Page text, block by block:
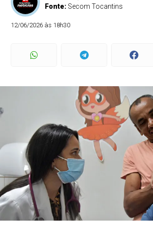
Fonte: Secom Tocantins
12/06/2026 às 18h30